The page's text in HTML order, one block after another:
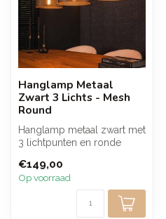
Hanglamp Metaal
Zwart 3 Lichts - Mesh
Round
Hanglamp metaal zwart met
3 lichtpunten en ronde
open s...
€149,00
Op voorraad